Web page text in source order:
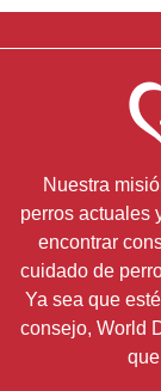
Nuestra
perros actuales
encontrar
cuidado de
Ya sea que
consejo, World